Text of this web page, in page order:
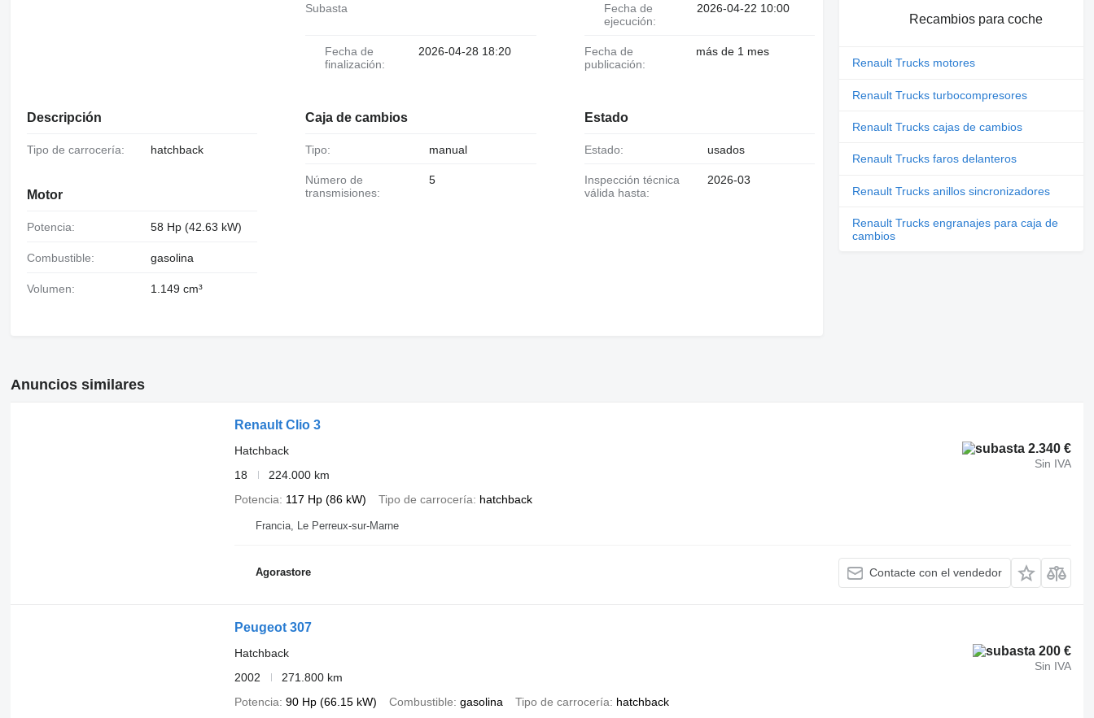
Subasta
Fecha de
ejecución:
2026-04-22 10:00
Fecha de
finalización:
2026-04-28 18:20
Fecha de
publicación:
más de 1 mes
Descripción
Tipo de carrocería: hatchback
Motor
Potencia: 58 Hp (42.63 kW)
Combustible: gasolina
Volumen: 1.149 cm³
Caja de cambios
Tipo: manual
Número de
transmisiones:
5
Estado
Estado: usados
Inspección técnica
válida hasta:
2026-03
Recambios para coche
Renault Trucks motores
Renault Trucks turbocompresores
Renault Trucks cajas de cambios
Renault Trucks faros delanteros
Renault Trucks anillos sincronizadores
Renault Trucks engranajes para caja de
cambios
Anuncios similares
Renault Clio 3
2.340 €
Sin IVA
Hatchback
18
224.000 km
Potencia
117 Hp (86 kW) Tipo de carrocería hatchback
Francia, Le Perreux-sur-Marne
Agorastore Contacte con el vendedor
Peugeot 307
200 €
Sin IVA
Hatchback
2002
271.800 km
Potencia 90 Hp (66.15 kW) Combustible gasolina Tipo de carrocería hatchback